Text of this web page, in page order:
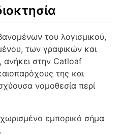
του λογισμικού,
των γραφικών και
στην Catloaf
της και
νομοθεσία περί
εμπορικό σήμα